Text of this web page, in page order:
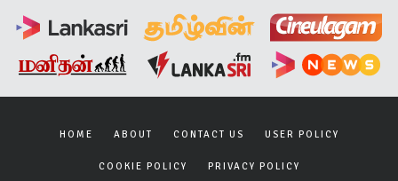
HOME ABOUT CONTACT US USER POLICY
COOKIE POLICY PRIVACY POLICY